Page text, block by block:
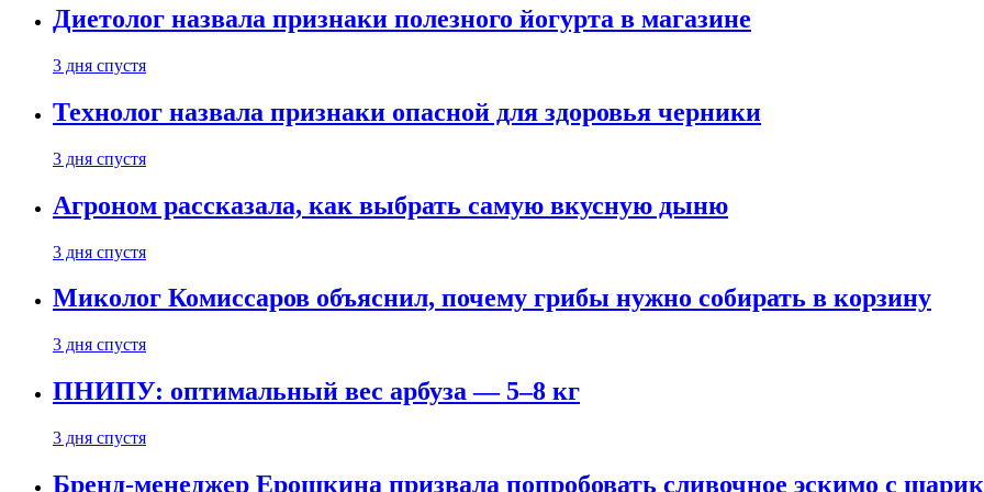
Диетолог назвала признаки полезного йогурта в магазине
3 дня спустя
Технолог назвала признаки опасной для здоровья черники
3 дня спустя
Агроном рассказала, как выбрать самую вкусную дыню
3 дня спустя
Миколог Комиссаров объяснил, почему грибы нужно собирать в корзину
3 дня спустя
ПНИПУ: оптимальный вес арбуза — 5–8 кг
3 дня спустя
Бренд-менеджер Ерошкина призвала попробовать сливочное эскимо с